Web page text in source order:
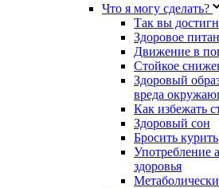
Что я могу сделать?
Так вы
Здоровое
Движение в
Стойкое
Здоровый
вреда
Как избежать
Здоровый сон
Бросить курить
Употребление
здоровья